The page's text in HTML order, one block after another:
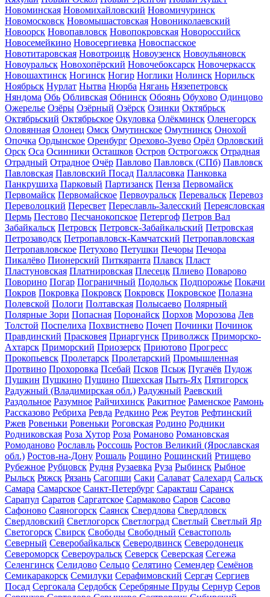
Новоминская Новомихайловский Новомичуринск
Новомосковск Новомышастовская Новониколаевский
Новоорск Новопавловск Новопокровская Новороссийск
Новосемейкино Новосергиевка Новоспасское
Новотитаровская Новотроицк Новоузенск Новоульяновск
Новоуральск Новохопёрский Новочебоксарск Новочеркасск
Новошахтинск Ногинск Ногир Ноглики Нолинск Норильск
Ноябрьск Нурлат Нытва Нюрба Нягань Нязепетровск
Няндома Обь Обливская Обнинск Обоянь Обухово Одинцово
Ожерелье Озёры Озёрный Озёрск Озинки Октябрьск
Октябрьский Октябрьское Окуловка Олёкминск Оленегорск
Оловянная Олонец Омск Омутинское Омутнинск Онохой
Опочка Ордынское Оренбург Орехово-Зуево Орёл Орловский
Орск Оса Осинники Осташков Остров Острогожск Отрадная
Отрадный Отрадное Очёр Павлово Павловск (СПб) Павловск
Павловская Павловский Посад Палласовка Панковка
Панкрушиха Парковый Партизанск Пенза Первомайск
Первомайск Первомайское Первоуральск Перевальск Перевоз
Переволоцкий Пересвет Переславль-Залесский Переясловская
Пермь Пестово Песчанокопское Петергоф Петров Вал
Забайкальск Петровск Петровск-Забайкальский Петровская
Петрозаводск Петропавловск-Камчатский Петропавловская
Петропавловское Петухово Петушки Печоры Печора
Пикалёво Пионерский Питкяранта Плавск Пласт
Пластуновская Платнировская Плесецк Плиево Поварово
Поворино Погар Пограничный Подольск Подпорожье Покачи
Покров Покровка Покровск Покровск Покровское Полазна
Полевской Пологи Полтавская Полысаево Полярный
Полярные Зори Попасная Поронайск Порхов Морозова Лев
Толстой Поспелиха Похвистнево Почеп Починки Починок
Правдинский Прасковея Приаргунск Приволжск Приморско-
Ахтарск Приморский Приозерск Приютово Прогресс
Прокопьевск Пролетарск Пролетарский Промышленная
Протвино Прохоровка Псебай Псков Псыж Пугачёв Пудож
Пушкин Пушкино Пущино Пшехская Пыть-Ях Пятигорск
Радужный (Владимирская обл.) Радужный Раевский
Раздольное Разумное Райчихинск Ракитное Раменское Рамонь
Рассказово Ребриха Ревда Редкино Реж Реутов Рефтинский
Ржев Ровеньки Ровеньки Роговская Родино Родники
Родниковская Роза Хутор Роза Романово Романовская
Ромоданово Рославль Россошь Ростов Великий (Ярославская
обл.) Ростов-на-Дону Рошаль Рощино Рощинский Ртищево
Рубежное Рубцовск Рудня Рузаевка Руза Рыбинск Рыбное
Рыльск Ряжск Рязань Сагопши Саки Салават Салехард Сальск
Самара Самарское Санкт-Петербург Саракташ Саранск
Сарапул Саратов Саргатское Сармаково Саров Сасово
Сафоново Саяногорск Саянск Свердлова Свердловск
Свердловский Светлогорск Светлоград Светлый Светлый Яр
Светогорск Свирск Свободы Свободный Севастополь
Северный Северобайкальск Северодвинск Северодонецк
Североморск Североуральск Северск Северская Сегежа
Селенгинск Селидово Сельцо Селятино Семендер Семёнов
Семикаракорск Семилуки Серафимовский Сергач Сергиев
Посад Сергокала Сердобск Серебряные Пруды Сернур Серов